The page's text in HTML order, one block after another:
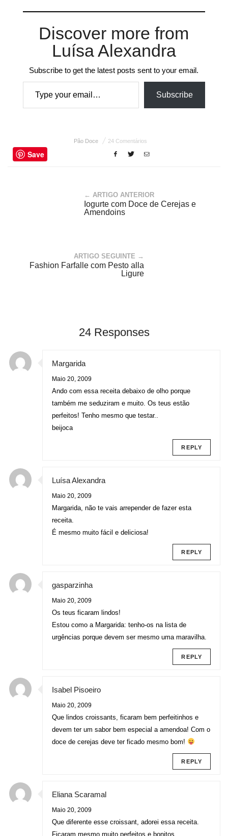
Discover more from
Luísa Alexandra
Subscribe to get the latest posts sent to your email.
Type your email…
Subscribe
Pão Doce 24 Comentários
Save
← ARTIGO ANTERIOR
Iogurte com Doce de Cerejas e
Amendoins
ARTIGO SEGUINTE →
Fashion Farfalle com Pesto alla
Ligure
24 Responses
Margarida
Maio 20, 2009
Ando com essa receita debaixo de olho porque
também me seduziram e muito. Os teus estão
perfeitos! Tenho mesmo que testar..
beijoca
REPLY
Luísa Alexandra
Maio 20, 2009
Margarida, não te vais arrepender de fazer esta
receita.
É mesmo muito fácil e deliciosa!
REPLY
gasparzinha
Maio 20, 2009
Os teus ficaram lindos!
Estou como a Margarida: tenho-os na lista de
urgências porque devem ser mesmo uma maravilha.
REPLY
Isabel Pisoeiro
Maio 20, 2009
Que lindos croissants, ficaram bem perfeitinhos e
devem ter um sabor bem especial a amendoa! Com o
doce de cerejas deve ter ficado mesmo bom!
REPLY
Eliana Scaramal
Maio 20, 2009
Que diferente esse croissant, adorei essa receita.
Ficaram mesmo muito perfeitos e bonitos.